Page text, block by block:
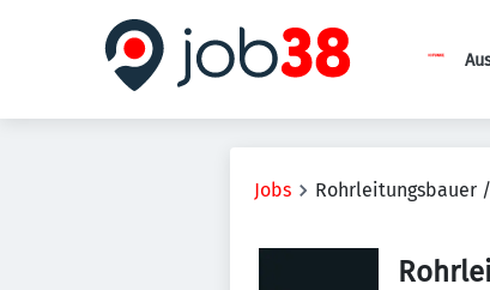
Jobs Rohrleitungsbauer